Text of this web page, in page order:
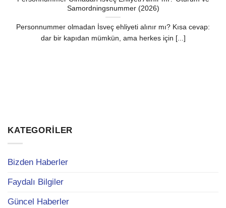
KATEGORILER
Bizden Haberler
Faydalı Bilgiler
Güncel Haberler
Samordningsnummer (2026)
Personnummer olmadan İsveç ehliyeti alınır mı? Kısa cevap:
dar bir kapıdan mümkün, ama herkes için [...]